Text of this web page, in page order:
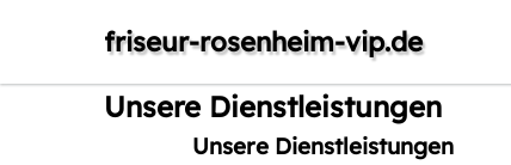
friseur-rosenheim-vip.de
Unsere Dienstleistungen
Unsere Dienstleistungen